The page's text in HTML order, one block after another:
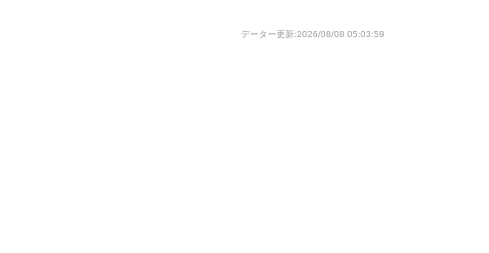
データー更新:2026/08/08 05:03:59